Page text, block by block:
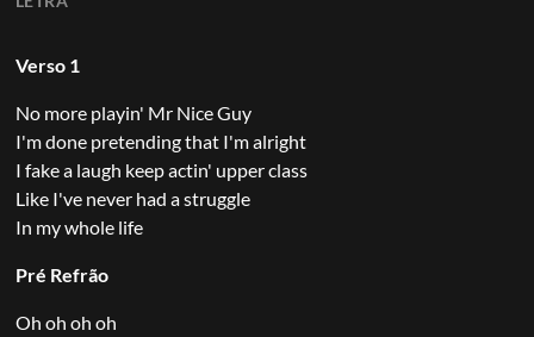
Verso 1
No more playin' Mr Nice Guy
I'm done pretending that I'm alright
I fake a laugh keep actin' upper class
Like I've never had a struggle
In my whole life
Pré Refrão
Oh oh oh oh